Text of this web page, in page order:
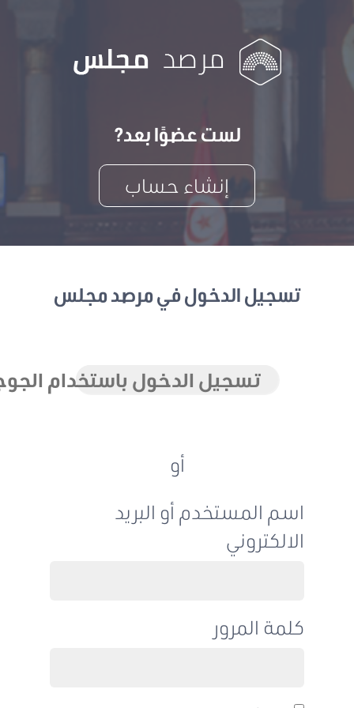
لست عضوًا بعد?
إنشاء حساب
تسجيل الدخول في مرصد مجلس
تسجيل الدخول باستخدام الجوجل
اسم المستخدم أو البريد
الالكتروني
كلمة المرور